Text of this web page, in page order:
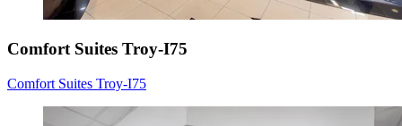
Comfort Suites Troy-I75
Comfort Suites Troy-I75